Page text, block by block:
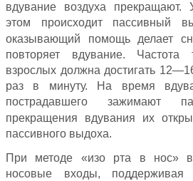
вдувание воздуха прекращают.
этом происходит пассивный
оказывающий помощь делает
повторяет вдувание. Частота
взрослых должна достигать
раз в минуту. На время
пострадавшего зажимают
прекращения вдувания их
пассивного выдоха.
При методе «изо рта в нос»
носовые входы,